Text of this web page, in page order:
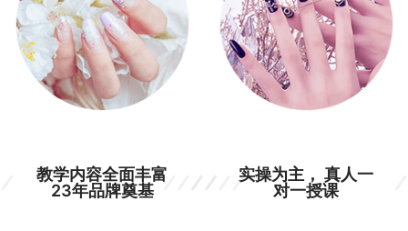
教学内容全面丰富
23年品牌奠基
实操为主， 真人一
对一授课